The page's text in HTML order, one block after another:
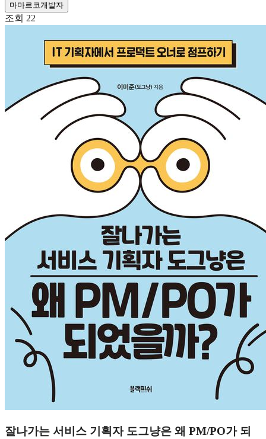
마마르코개발자
조회 22
잘나가는 서비스 기획자 도그냥은 왜 PM/PO가 되